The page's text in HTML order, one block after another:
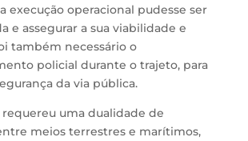
execução operacional pudesse ser
e assegurar a sua viabilidade e
também necessário o
policial durante o trajeto, para
da via pública.
uma dualidade de
meios terrestres e marítimos,